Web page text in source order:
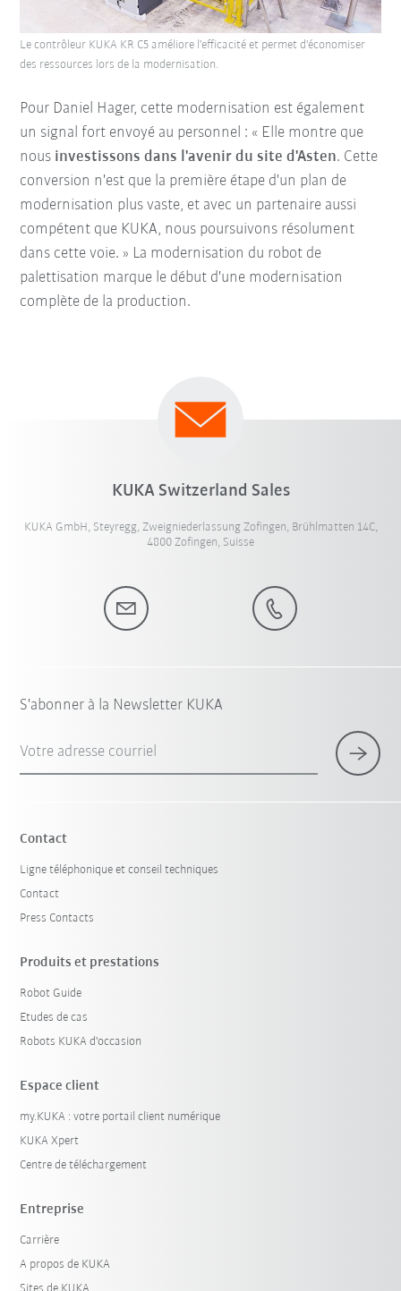
Pour Daniel Hager, cette modernisation est également
un signal fort envoyé au personnel : « Elle montre que
nous investissons dans l'avenir du site d'Asten. Cette
conversion n'est que la première étape d'un plan de
modernisation plus vaste, et avec un partenaire aussi
compétent que KUKA, nous poursuivons résolument
dans cette voie. » La modernisation du robot de
palettisation marque le début d'une modernisation
complète de la production.
Le contrôleur KUKA KR C5 améliore l'efficacité et permet d'économiser
des ressources lors de la modernisation.
KUKA Switzerland Sales
KUKA GmbH, Steyregg, Zweigniederlassung Zofingen, Brühlmatten 14C,
4800 Zofingen, Suisse
S'abonner à la Newsletter KUKA
Votre adresse courriel
Contact
Ligne téléphonique et conseil techniques
Contact
Press Contacts
Produits et prestations
Robot Guide
Etudes de cas
Robots KUKA d'occasion
Espace client
my.KUKA : votre portail client numérique
KUKA Xpert
Centre de téléchargement
Entreprise
Carrière
A propos de KUKA